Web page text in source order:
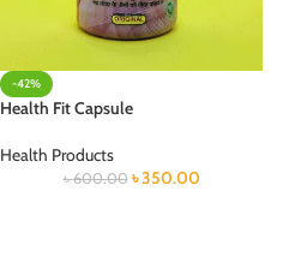
-42%
Health Fit Capsule
Health Products
৳600.00 ৳350.00